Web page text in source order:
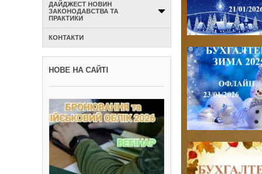
ДАЙДЖЕСТ НОВИН
ЗАКОНОДАВСТВА ТА
ПРАКТИКИ
КОНТАКТИ
НОВЕ НА САЙТІ